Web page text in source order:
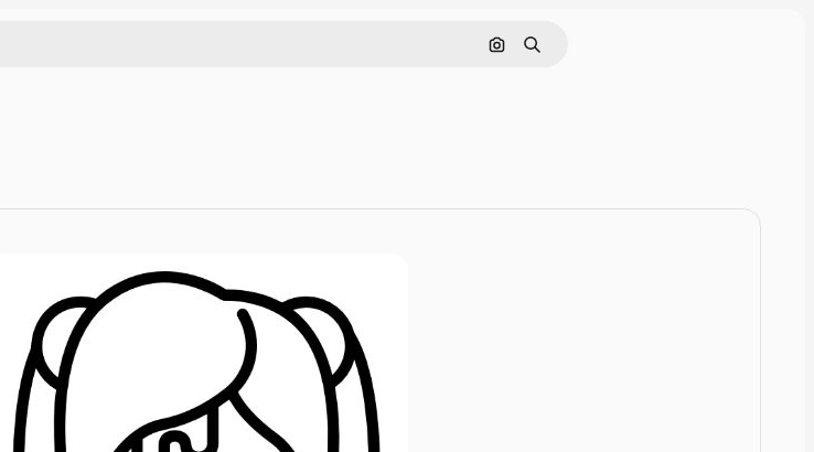
Rechercher par image
Rechercher